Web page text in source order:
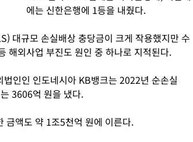
에는 신한은행에 1등을 내줬다.
대규모 손실배상 충당금이 크게 작용했지만 수
해외사업 부진도 원인 중 하나로 지적된다.
인인 인도네시아 KB뱅크는 2022년 순손실
3606억 원을 냈다.
금액도 약 1조5천억 원에 이른다.